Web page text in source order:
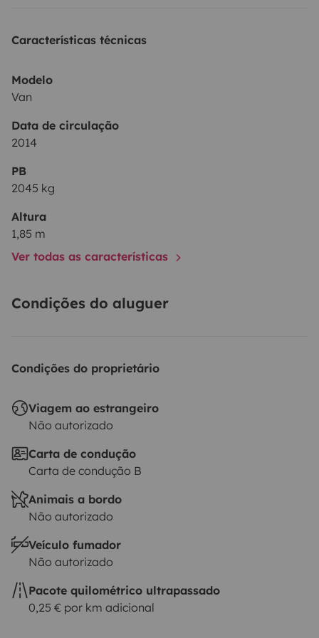
es una compañera real para quien busca
bajo las estrellas y moverte con libertad, Black Betty
Características técnicas
Modelo
Van
Data de circulação
2014
PB
2045 kg
Altura
1,85 m
Ver todas as características
Condições do aluguer
Condições do proprietário
Viagem ao estrangeiro
Não autorizado
Carta de condução
Carta de condução B
Animais a bordo
Não autorizado
Veículo fumador
Não autorizado
Pacote quilométrico ultrapassado
0,25 € por km adicional